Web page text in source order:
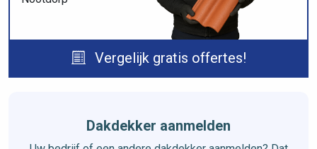
Vergelijk gratis offertes!
Dakdekker aanmelden